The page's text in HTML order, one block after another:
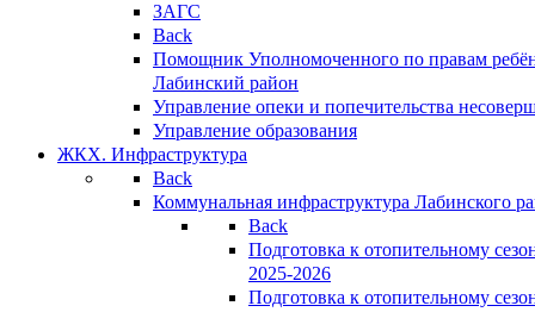
ЗАГС
Back
Помощник Уполномоченного по правам
Лабинский район
Управление опеки и попечительства
Управление образования
ЖКХ. Инфраструктура
Back
Коммунальная инфраструктура Лабинского
Back
Подготовка к отопительному
2025-2026
Подготовка к отопительному